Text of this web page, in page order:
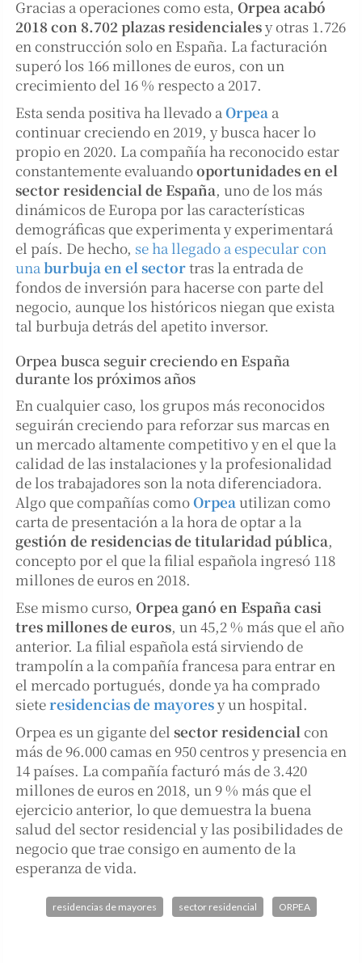
Gracias a operaciones como esta, Orpea acabó
2018 con 8.702 plazas residencialesy otras 1.726
en construcción solo en España. La facturación
superó los 166 millones de euros, con un
crecimiento del 16 % respecto a 2017.
Esta senda positiva ha llevado aOrpea a
continuar creciendo en 2019, y busca hacer lo
propio en 2020. La compañía ha reconocido estar
constantemente evaluandooportunidades en el
sector residencial de España, uno de los más
dinámicos de Europa por las características
demográficas que experimenta y experimentará
el país. De hecho, se ha llegado a especular con
unaburbuja en el sectortras la entrada de
fondos de inversión para hacerse con parte del
negocio, aunque los históricos niegan que exista
tal burbuja detrás del apetito inversor.
Orpea busca seguir creciendo en España
durante los próximos años
En cualquier caso, los grupos más reconocidos
seguirán creciendo para reforzar sus marcas en
un mercado altamente competitivo y en el que la
calidad de las instalaciones y la profesionalidad
de los trabajadores son la nota diferenciadora.
Algo que compañías comoOrpeautilizan como
carta de presentación a la hora de optar a la
gestión de residencias de titularidad pública,
concepto por el que la filial española ingresó 118
millones de euros en 2018.
Ese mismo curso, Orpea ganó en España casi
tres millones de euros, un 45,2 % más que el año
anterior. La filial española está sirviendo de
trampolín a la compañía francesa para entrar en
el mercado portugués, donde ya ha comprado
sieteresidencias de mayoresy un hospital.
Orpea es un gigante del sector residencialcon
más de 96.000 camas en 950 centros y presencia en
14 países. La compañía facturó más de 3.420
millones de euros en 2018, un 9 % más que el
ejercicio anterior, lo que demuestra la buena
salud del sector residencial y las posibilidades de
negocio que trae consigo en aumento de la
esperanza de vida.
residencias de mayores sector residencial ORPEA